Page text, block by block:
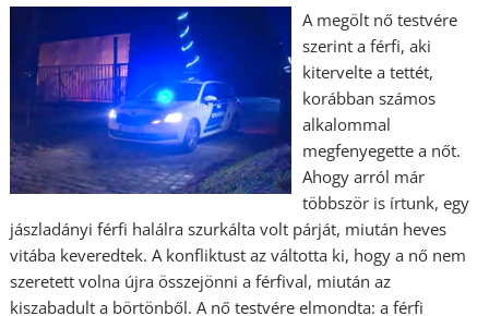
A megölt nő testvére
szerint a férfi, aki
kitervelte a tettét,
korábban számos
alkalommal
megfenyegette a nőt.
Ahogy arról már
többször is írtunk, egy
jászladányi férfi halálra szurkálta volt párját, miután heves
vitába keveredtek. A konfliktust az váltotta ki, hogy a nő nem
szeretett volna újra összejönni a férfival, miután az
kiszabadult a börtönből. A nő testvére elmondta: a férfi